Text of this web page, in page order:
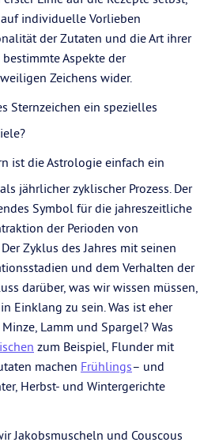
individuelle Vorlieben
der Zutaten und die Art ihrer
Aspekte der
Zeichens wider.
Sternzeichen ein spezielles
ist die Astrologie einfach ein
jährlicher zyklischer Prozess. Der
Symbol für die jahreszeitliche
der Perioden von
Zyklus des Jahres mit seinen
und dem Verhalten der
darüber, was wir wissen müssen,
Einklang zu sein. Was ist eher
Lamm und Spargel? Was
zum Beispiel, Flunder mit
machen Frühlings– und
Herbst- und Wintergerichte
Jakobsmuscheln und Couscous